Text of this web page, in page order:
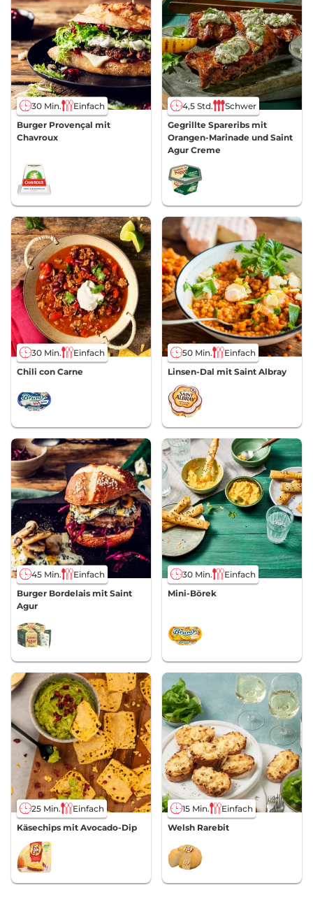
30 Min.
Einfach
Burger Provençal mit
Chavroux
4,5 Std.
Schwer
Gegrillte Spareribs mit
Orangen-Marinade und Saint
Agur Creme
30 Min.
Einfach
Chili con Carne
50 Min.
Einfach
Linsen-Dal mit Saint Albray
45 Min.
Einfach
Burger Bordelais mit Saint
Agur
30 Min.
Einfach
Mini-Börek
25 Min.
Einfach
Käsechips mit Avocado-Dip
15 Min.
Einfach
Welsh Rarebit